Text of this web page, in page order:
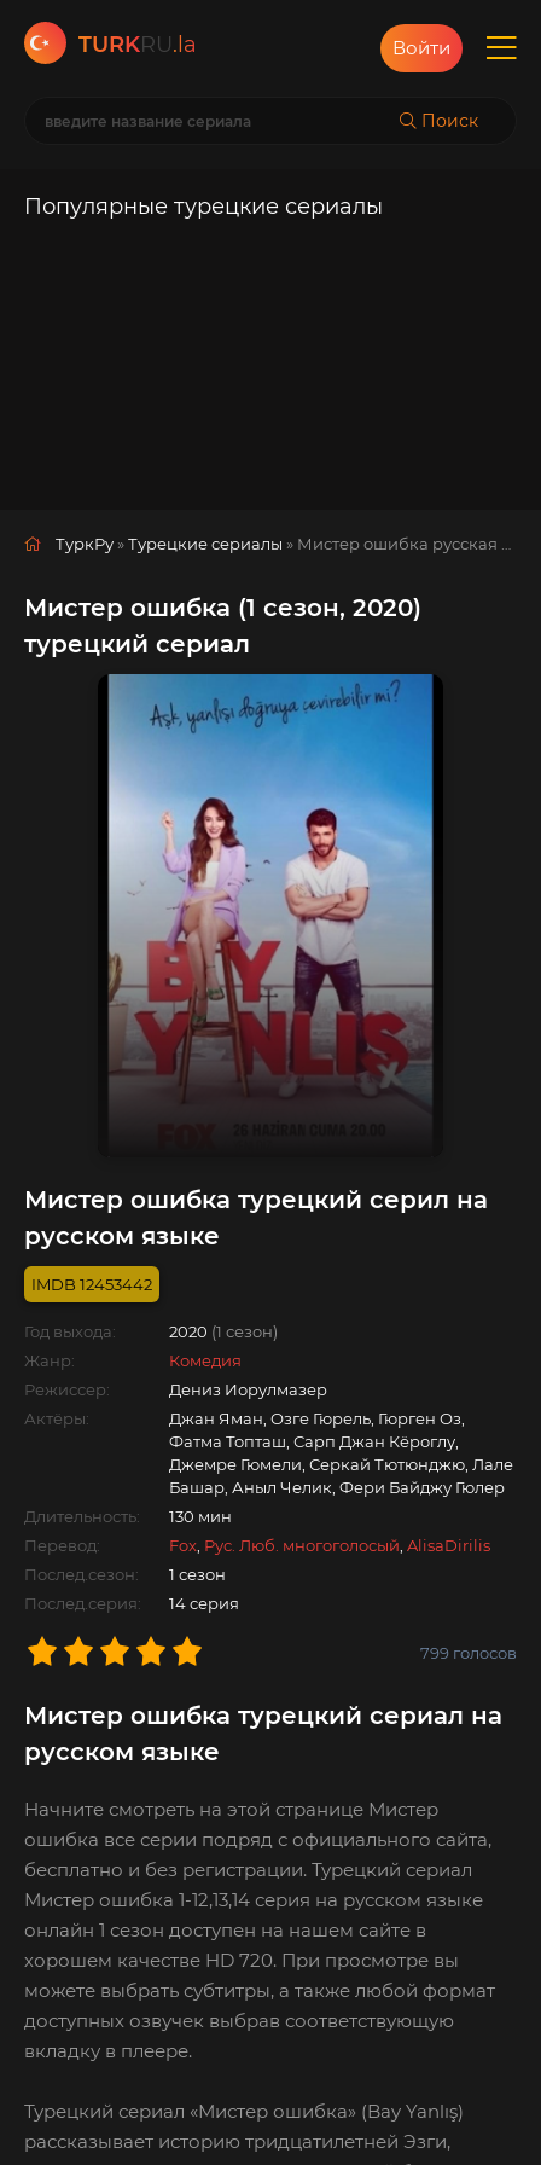
TURKRU.la
Поиск
Войти
Популярные турецкие сериалы
ТуркРу »Турецкие сериалы » Мистер ошибка русская озвучка смотреть полностью онлайн!
Мистер ошибка (1 сезон, 2020)
турецкий сериал
Мистер ошибка турецкий серил на
русском языке
12453442
Год выхода: 2020 (1 сезон)
Жанр:
Комедия
Режиссер:
Дениз Иорулмазер
Актёры:
Джан Яман, Озге Гюрель, Гюрген Оз,
Фатма Топташ, Сарп Джан Кёроглу,
Джемре Гюмели, Серкай Тютюнджю, Лале
Башар, Аныл Челик, Фери Байджу Гюлер
Длительность:
130 мин
Перевод:
Fox Рус. Люб. многоголосый AlisaDirilis
Послед.сезон:
1 сезон
Послед.серия:
14 серия
799 голосов
Мистер ошибка турецкий сериал на
русском языке
Начните смотреть на этой странице Мистер
ошибка все серии подряд с официального сайта,
бесплатно и без регистрации. Турецкий сериал
Мистер ошибка 1-12,13,14 серия на русском языке
онлайн 1 сезон доступен на нашем сайте в
хорошем качестве HD 720. При просмотре вы
можете выбрать субтитры, а также любой формат
доступных озвучек выбрав соответствующую
вкладку в плеере.
Турецкий сериал «Мистер ошибка» (Bay Yanlış)
рассказывает историю тридцатилетней Эзги,